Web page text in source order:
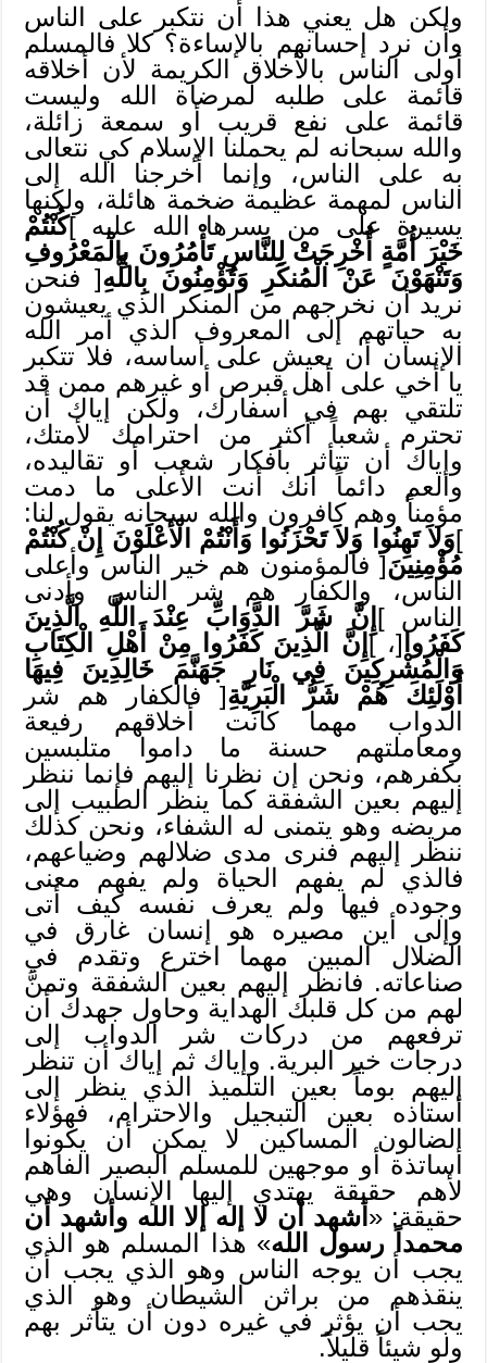
ولكن هل يعني هذا أن نتكبر على الناس
وأن نرد إحسانهم بالإساءة؟ كلا فالمسلم
أولى الناس بالأخلاق الكريمة لأن أخلاقه
قائمة على طلبه لمرضاة الله وليست
قائمة على نفع قريب أو سمعة زائلة،
والله سبحانه لم يحملنا الإسلام كي نتعالى
به على الناس، وإنما أخرجنا الله إلى
الناس لمهمة عظيمة ضخمة هائلة، ولكنها
يسيرة على من يسرها الله عليه ]كُنْتُمْ
خَيْرَ أُمَّةٍ أُخْرِجَتْ لِلنَّاسِ تَأْمُرُونَ بِالْمَعْرُوفِ
وَتَنْهَوْنَ عَنْ الْمُنكَرِ وَتُؤْمِنُونَ بِاللَّهِ[ فنحن
نريد أن نخرجهم من المنكر الذي يعيشون
به حياتهم إلى المعروف الذي أمر الله
الإنسان أن يعيش على أساسه، فلا تتكبر
يا أخي على أهل قبرص أو غيرهم ممن قد
تلتقي بهم في أسفارك، ولكن إياك أن
تحترم شعباً أكثر من احترامك لأمتك،
وإياك أن تتأثر بأفكار شعب أو تقاليده،
والعم دائماً أنك أنت الأعلى ما دمت
مؤمناً وهم كافرون والله سبحانه يقول لنا:
]وَلاَ تَهِنُوا وَلاَ تَحْزَنُوا وَأَنْتُمْ الْأَعْلَوْنَ إِنْ كُنْتُمْ
مُؤْمِنِينَ[ فالمؤمنون هم خير الناس وأعلى
الناس، والكفار هم شر الناس وأدنى
الناس ] إِنَّ شَرَّ الدَّوَابِّ عِنْدَ اللَّهِ الَّذِينَ
كَفَرُوا[، ] إِنَّ الَّذِينَ كَفَرُوا مِنْ أَهْلِ الْكِتَابِ
وَالْمُشْرِكِينَ فِي نَارِ جَهَنَّمَ خَالِدِينَ فِيهَا
أُوْلَئِكَ هُمْ شَرُّ
الْبَرِيَّةِ[ فالكفار هم شر
الدواب مهما كانت أخلاقهم رفيعة
ومعاملتهم حسنة ما داموا متلبسين
بكفرهم، ونحن إن نظرنا إليهم فإنما ننظر
إليهم بعين الشفقة كما ينظر الطبيب إلى
مريضه وهو يتمنى له الشفاء، ونحن كذلك
ننظر إليهم فنرى مدى ضلالهم وضياعهم،
فالذي لم يفهم الحياة ولم يفهم معنى
وجوده فيها ولم يعرف نفسه كيف أتى
وإلى أين مصيره هو إنسان غارق في
الضلال المبين مهما اخترع وتقدم في
صناعاته. فانظر إليهم بعين الشفقة وتمنَّ
لهم من كل قلبك الهداية وحاول جهدك أن
ترفعهم من دركات شر الدواب إلى
درجات خير البرية. وإياك ثم إياك أن تنظر
إليهم بوماً بعين التلميذ الذي ينظر إلى
أستاذه بعين التبجيل والاحترام، فهؤلاء
الضالون المساكين لا يمكن أن يكونوا
أساتذة أو موجهين للمسلم البصير الفاهم
لأهم حقيقة يهتدي إليها الإنسان وهي
حقيقة: « أشهد أن لا إله إلا الله وأشهد أن
محمداً رسول الله» هذا المسلم هو الذي
يجب أن يوجه الناس وهو الذي يجب أن
ينقذهم من براثن الشيطان وهو الذي
يجب أن يؤثر في غيره دون أن يتأثر بهم
ولو شيئاً قليلاً.